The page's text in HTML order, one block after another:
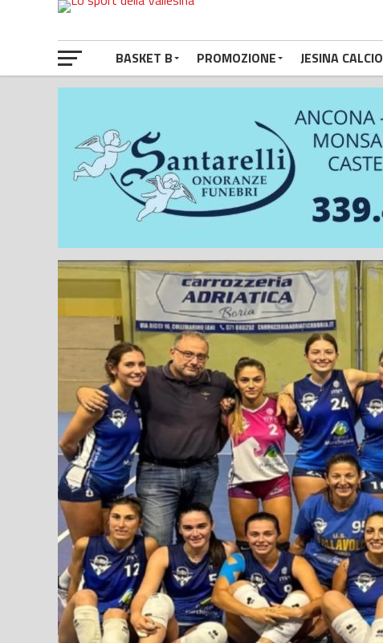
BASKET B PROMOZIONE JESINA CALCIO